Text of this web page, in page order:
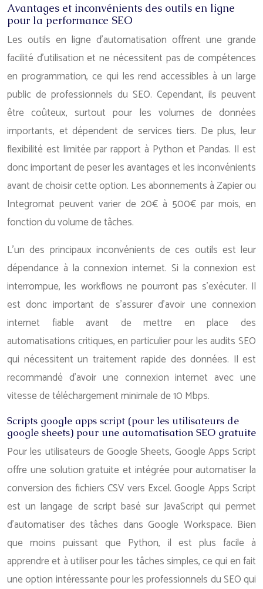
Avantages et inconvénients des outils en ligne
pour la performance SEO
Les outils en ligne d’automatisation offrent une grande
facilité d’utilisation et ne nécessitent pas de compétences
en programmation, ce qui les rend accessibles à un large
public de professionnels du SEO. Cependant, ils peuvent
être coûteux, surtout pour les volumes de données
importants, et dépendent de services tiers. De plus, leur
flexibilité est limitée par rapport à Python et Pandas. Il est
donc important de peser les avantages et les inconvénients
avant de choisir cette option. Les abonnements à Zapier ou
Integromat peuvent varier de 20€ à 500€ par mois, en
fonction du volume de tâches.
L’un des principaux inconvénients de ces outils est leur
dépendance à la connexion internet. Si la connexion est
interrompue, les workflows ne pourront pas s’exécuter. Il
est donc important de s’assurer d’avoir une connexion
internet fiable avant de mettre en place des
automatisations critiques, en particulier pour les audits SEO
qui nécessitent un traitement rapide des données. Il est
recommandé d’avoir une connexion internet avec une
vitesse de téléchargement minimale de 10 Mbps.
Scripts google apps script (pour les utilisateurs de
google sheets) pour une automatisation SEO gratuite
Pour les utilisateurs de Google Sheets, Google Apps Script
offre une solution gratuite et intégrée pour automatiser la
conversion des fichiers CSV vers Excel. Google Apps Script
est un langage de script basé sur JavaScript qui permet
d’automatiser des tâches dans Google Workspace. Bien
que moins puissant que Python, il est plus facile à
apprendre et à utiliser pour les tâches simples, ce qui en fait
une option intéressante pour les professionnels du SEO qui